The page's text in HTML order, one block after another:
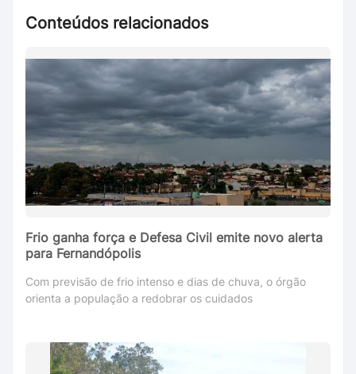
Conteúdos relacionados
Frio ganha força e Defesa Civil emite novo alerta
para Fernandópolis
Com previsão de frio intenso e dias de chuva, o órgão
orienta a população a redobrar os cuidados